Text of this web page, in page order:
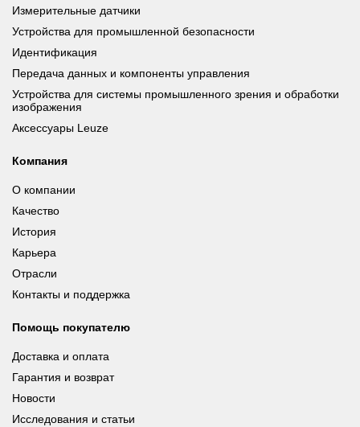
Измерительные датчики
Устройства для промышленной безопасности
Идентификация
Передача данных и компоненты управления
Устройства для системы промышленного зрения и обработки
изображения
Аксессуары Leuze
Компания
О компании
Качество
История
Карьера
Отрасли
Контакты и поддержка
Помощь покупателю
Доставка и оплата
Гарантия и возврат
Новости
Исследования и статьи